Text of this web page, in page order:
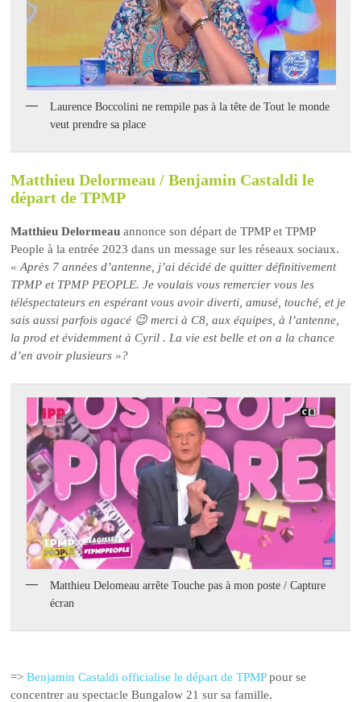
Laurence Boccolini ne rempile pas à la tête de Tout le monde
veut prendre sa place
Matthieu Delormeau / Benjamin Castaldi le
départ de TPMP
Matthieu Delormeau annonce son départ de TPMP et TPMP
People à la entrée 2023 dans un message sur les réseaux sociaux.
« Après 7 années d’antenne, j’ai décidé de quitter définitivement
TPMP et TPMP PEOPLE. Je voulais vous remercier vous les
téléspectateurs en espérant vous avoir diverti, amusé, touché, et je
sais aussi parfois agacé 😉 merci à C8, aux équipes, à l’antenne,
la prod et évidemment à Cyril . La vie est belle et on a la chance
d’en avoir plusieurs »?
Matthieu Delomeau arrête Touche pas à mon poste / Capture
écran
=>Benjamin Castaldi officialise le départ de TPMPpour se
concentrer au spectacle Bungalow 21 sur sa famille.